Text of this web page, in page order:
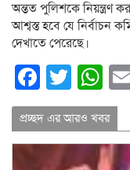
অন্তত পুলিশকে নিয়ন্ত্রণ
আশ্বস্ত হবে যে নির্বাচন
দেখাতে পেরেছে।
প্রচ্ছদ এর আরও খবর